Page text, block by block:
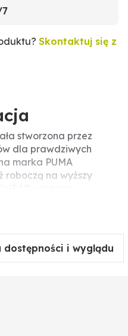
Skontaktuj się z
stworzona przez
dla prawdziwych
marka PUMA
roboczą na wyższy
i odzieży roboczej.
wyglądają
ze stoperem.
elastyczne
pluszowa podszewka na
dopasowanie. Zamek
dostępności i wyglądu